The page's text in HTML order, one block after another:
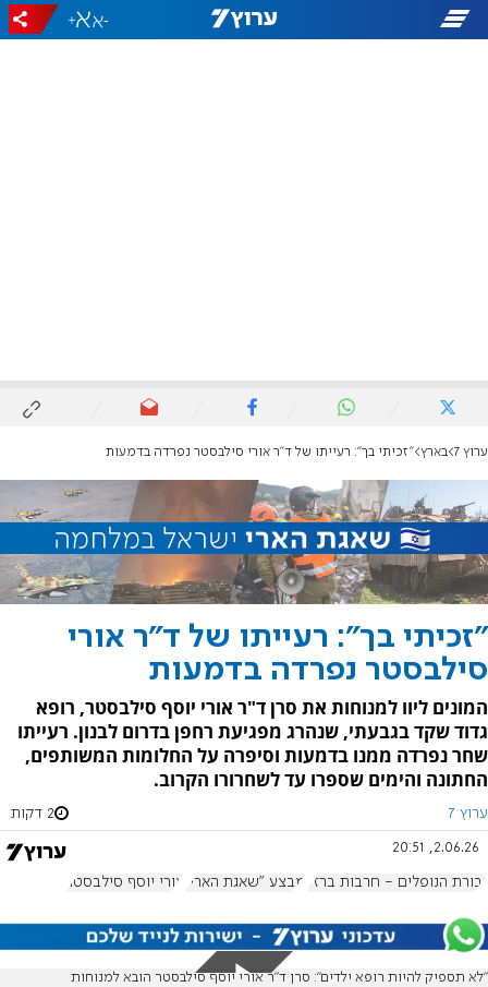
-
+
ערוץ 7 בארץ "זכיתי בך": רעייתו של ד"ר אורי סילבסטר נפרדה בדמעות
"זכיתי בך": רעייתו של ד"ר אורי
סילבסטר נפרדה בדמעות
המונים ליוו למנוחות את סרן ד"ר אורי יוסף סילבסטר, רופא
גדוד שקד בגבעתי, שנהרג מפגיעת רחפן בדרום לבנון. רעייתו
שחר נפרדה ממנו בדמעות וסיפרה על החלומות המשותפים,
החתונה והימים שספרו עד לשחרורו הקרוב.
ערוץ 7 2 דקות
2.06.26, 20:51
גבורת הנופלים - חרבות ברזל מבצע "שאגת הארי" אורי יוסף סילבסטר
"לא תספיק להיות רופא ילדים": סרן ד"ר אורי יוסף סילבסטר הובא למנוחות